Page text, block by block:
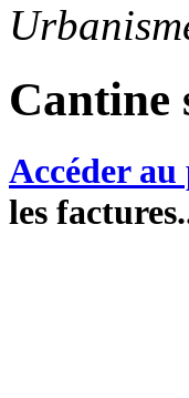
Cantine
Accéder
les